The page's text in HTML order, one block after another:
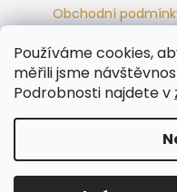
Používáme cookies,
měřili jsme
Podrobnosti najdete v
Obchodní
Ochrana
Odstoupení od
Copyright 2026Ráj